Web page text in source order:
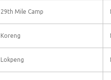
29th Mile Camp
Koreng
Lokpeng